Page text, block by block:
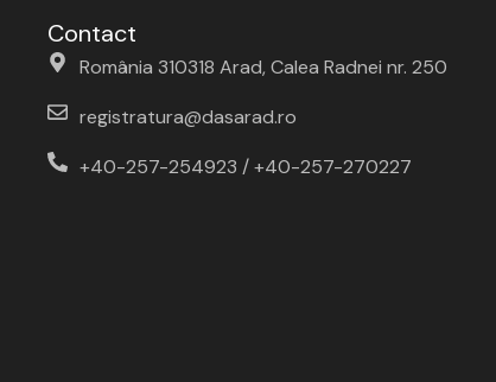
Contact
România 310318 Arad, Calea Radnei nr. 250
registratura@dasarad.ro
+40-257-254923 / +40-257-270227